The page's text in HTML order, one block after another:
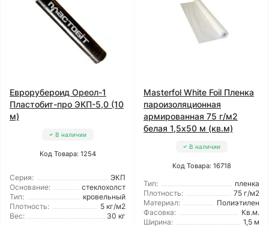
Еврорубероид Ореол-1
Пластобит-про ЭКП-5,0 (10
м)
В наличии
Код Товара: 1254
Серия:
ЭКП
Основание:
стеклохолст
Тип:
кровельный
Плотность:
5 кг/м2
Вес:
30 кг
Masterfol White Foil Пленка
пароизоляционная
армированная 75 г/м2
белая 1,5x50 м (кв.м)
В наличии
Код Товара: 16718
Тип:
пленка
Плотность:
75 г/м2
Материал:
Полиэтилен
Фасовка:
Кв.м.
Ширина:
1,5 м